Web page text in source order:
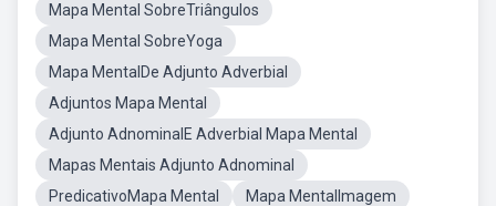
Mapa Mental SobreTriângulos
Mapa Mental SobreYoga
Mapa MentalDe Adjunto Adverbial
Adjuntos Mapa Mental
Adjunto AdnominalE Adverbial Mapa Mental
Mapas Mentais Adjunto Adnominal
PredicativoMapa Mental
Mapa MentalImagem